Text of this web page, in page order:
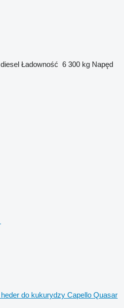
diesel Ładowność 6 300 kg Napęd
heder do kukurydzy Capello Quasar